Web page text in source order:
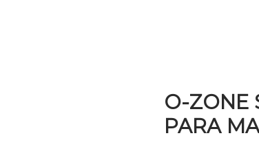
O-ZONE
PARA